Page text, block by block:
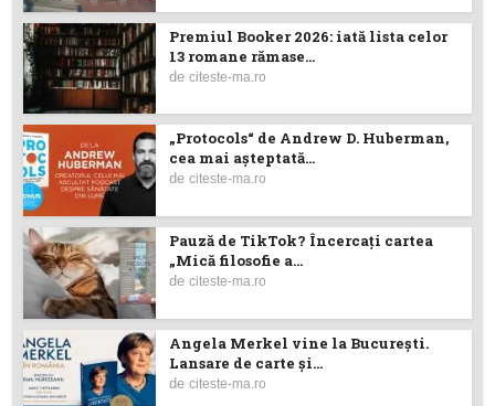
Premiul Booker 2026: iată lista celor
13 romane rămase...
deciteste-ma.ro
„Protocols“ de Andrew D. Huberman,
cea mai așteptată...
deciteste-ma.ro
Pauză de TikTok? Încercaţi cartea
„Mică filosofie a...
deciteste-ma.ro
Angela Merkel vine la București.
Lansare de carte şi...
deciteste-ma.ro